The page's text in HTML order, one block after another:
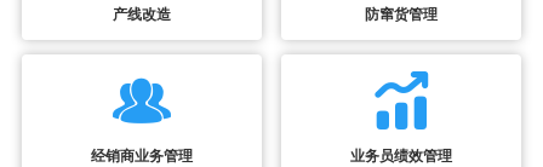
产线改造 防窜货管理
经销商业务管理 业务员绩效管理